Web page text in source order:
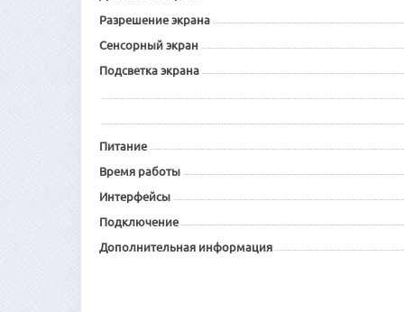
Разрешение экрана
Сенсорный экран
Подсветка экрана
Питание
Время работы
Интерфейсы
Подключение
Дополнительная информация